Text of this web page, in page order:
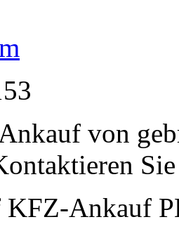
von
KFZ-Ankauf